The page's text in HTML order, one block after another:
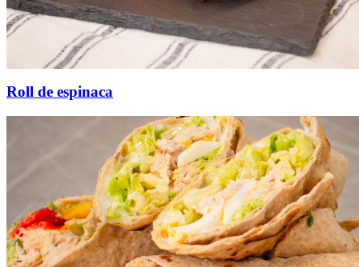
Roll de espinaca